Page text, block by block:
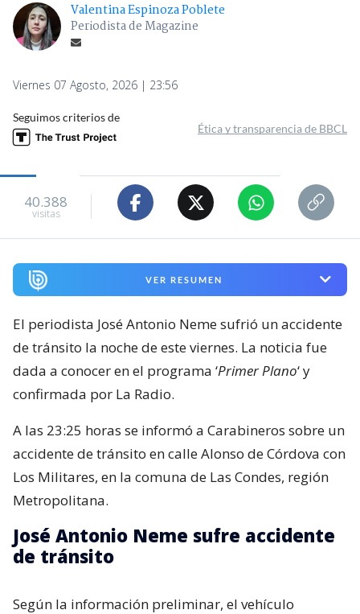
Valentina Espinoza Poblete
Periodista de Magazine
Viernes 07 Agosto, 2026 | 23:56
Seguimos criterios de
Ética y transparencia de BBCL
40.388
visitas
VER RESUMEN
El periodista José Antonio Neme sufrió un accidente
de tránsito la noche de este viernes. La noticia fue
dada a conocer en el programa ‘Primer Plano‘ y
confirmada por La Radio.
A las 23:25 horas se informó a Carabineros sobre un
accidente de tránsito en calle Alonso de Córdova con
Los Militares, en la comuna de Las Condes, región
Metropolitana.
José Antonio Neme sufre accidente
de tránsito
Según la información preliminar, el vehículo